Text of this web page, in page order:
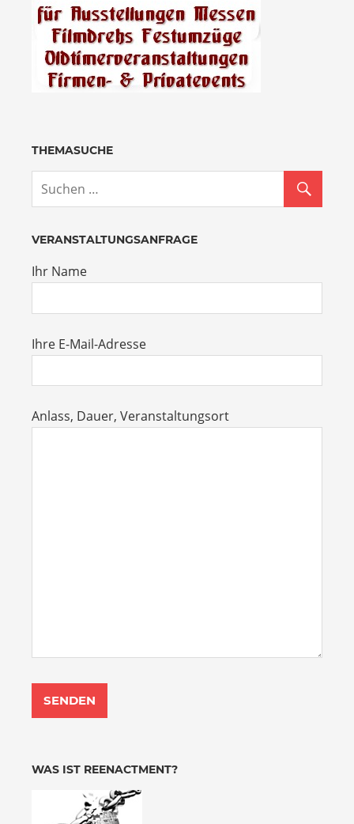
THEMASUCHE
VERANSTALTUNGSANFRAGE
Ihr Name
Ihre E-Mail-Adresse
Anlass, Dauer, Veranstaltungsort
WAS IST REENACTMENT?